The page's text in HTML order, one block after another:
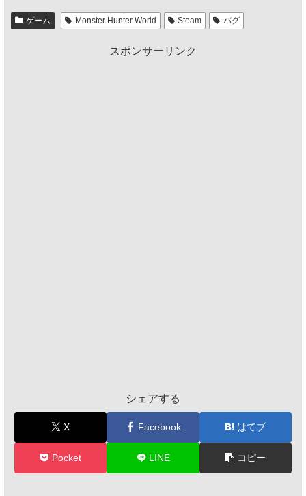
ゲーム Monster Hunter World Steam バグ
スポンサーリンク
シェアする
X Facebook はてブ
Pocket LINE コピー